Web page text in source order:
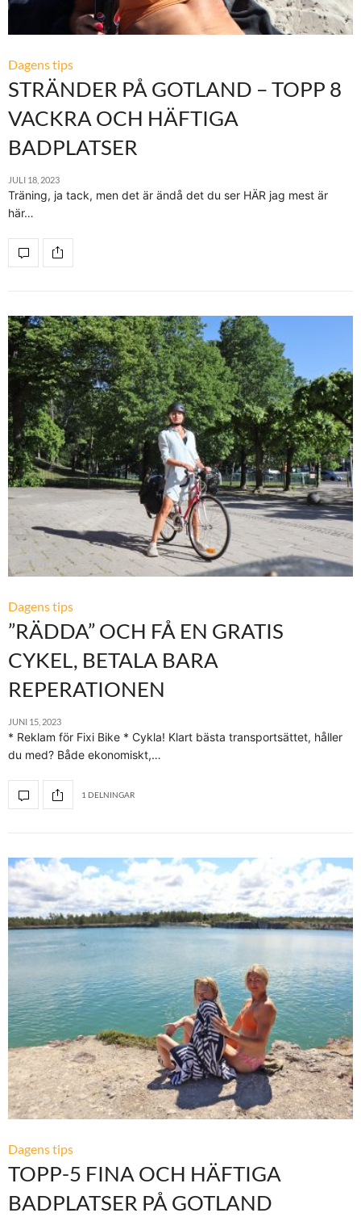
Dagens tips
STRÄNDER PÅ GOTLAND – TOPP 8
VACKRA OCH HÄFTIGA
BADPLATSER
JULI 18, 2023
Träning, ja tack, men det är ändå det du ser HÄR jag mest är
här…
Dagens tips
”RÄDDA” OCH FÅ EN GRATIS
CYKEL, BETALA BARA
REPERATIONEN
JUNI 15, 2023
* Reklam för Fixi Bike * Cykla! Klart bästa transportsättet, håller
du med? Både ekonomiskt,…
1 DELNINGAR
Dagens tips
TOPP-5 FINA OCH HÄFTIGA
BADPLATSER PÅ GOTLAND